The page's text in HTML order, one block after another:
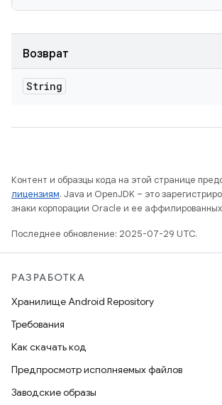
Возврат
String
Контент и образцы кода на этой странице
лицензиям. Java и OpenJDK – это
знаки корпорации Oracle и ее
Последнее обновление: 2025-07-29 UTC.
РАЗРАБОТКА
Хранилище Android Repository
Требования
Как скачать код
Предпросмотр исполняемых файлов
Заводские образы